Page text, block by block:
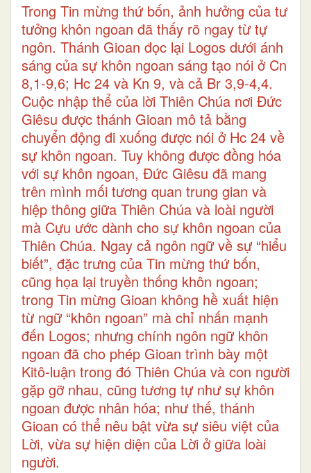
Trong Tin mừng thứ bốn, ảnh hưởng của tư
tưởng khôn ngoan đã thấy rõ ngay từ tự
ngôn. Thánh Gioan đọc lại Logos dưới ánh
sáng của sự khôn ngoan sáng tạo nói ở Cn
8,1-9,6; Hc 24 và Kn 9, và cả Br 3,9-4,4.
Cuộc nhập thể của lời Thiên Chúa nơi Đức
Giêsu được thánh Gioan mô tả bằng
chuyển động đi xuống được nói ở Hc 24 về
sự khôn ngoan. Tuy không được đồng hóa
với sự khôn ngoan, Đức Giêsu đã mang
trên mình mối tương quan trung gian và
hiệp thông giữa Thiên Chúa và loài người
mà Cựu ước dành cho sự khôn ngoan của
Thiên Chúa. Ngay cả ngôn ngữ về sự “hiểu
biết”, đặc trưng của Tin mừng thứ bốn,
cũng họa lại truyền thống khôn ngoan;
trong Tin mừng Gioan không hề xuất hiện
từ ngữ “khôn ngoan” mà chỉ nhấn mạnh
đến Logos; nhưng chính ngôn ngữ khôn
ngoan đã cho phép Gioan trình bày một
Kitô-luận trong đó Thiên Chúa và con người
gặp gỡ nhau, cũng tương tự như sự khôn
ngoan được nhân hóa; như thế, thánh
Gioan có thể nêu bật vừa sự siêu việt của
Lời, vừa sự hiện diện của Lời ở giữa loài
người.